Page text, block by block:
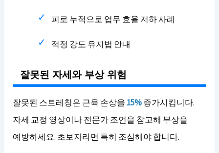
피로 누적으로 업무 효율 저하 사례
적정 강도 유지법 안내
잘못된 자세와 부상 위험
잘못된 스트레칭은 근육 손상을 15%증가시킵니다.
자세 교정 영상이나 전문가 조언을 참고해 부상을
예방하세요. 초보자라면 특히 조심해야 합니다.